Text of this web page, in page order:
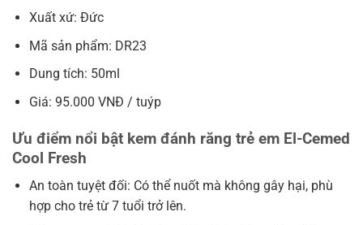
Xuất xứ: Đức
Mã sản phẩm: DR23
Dung tích: 50ml
Giá: 95.000 VNĐ / tuýp
Ưu điểm nổi bật kem đánh răng trẻ em El-Cemed
Cool Fresh
An toàn tuyệt đối: Có thể nuốt mà không gây hại, phù
hợp cho trẻ từ 7 tuổi trở lên.